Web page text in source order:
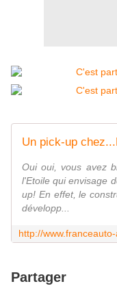
Oui oui, vous avez
l'Etoile qui envisage
up! En effet, le
développ...
Partager